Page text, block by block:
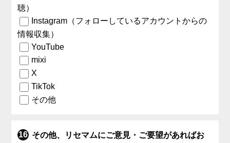
聴）
Instagram（フォローしているアカウントからの
情報収集）
YouTube
mixi
X
TikTok
その他
その他、リセマムにご意見・ご要望があればお